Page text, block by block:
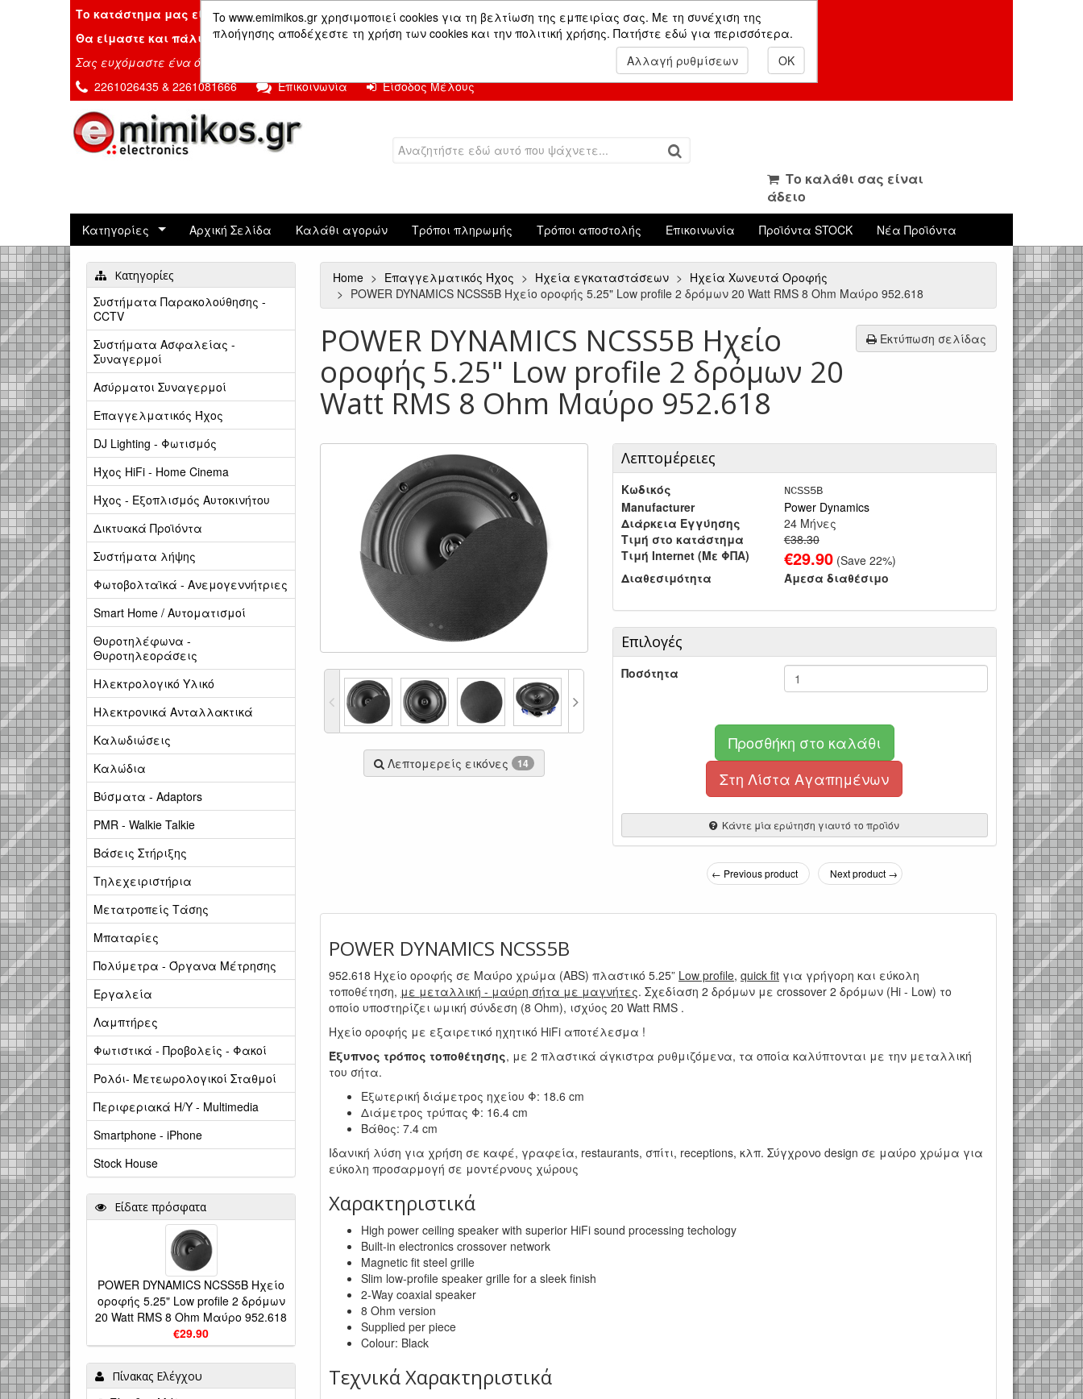
To www.emimikos.gr χρησιμοποιεί cookies για τη βελτίωση της εμπειρίας σας. Με τη συνέχιση της
πλοήγησης αποδέχεστε τη χρήση των cookies και την πολιτική χρήσης.Πατήστε εδώ για περισσότερα.
Αλλαγή ρυθμίσεων
OK
Το κατάστημα μας είναι κλειστό λόγω διακοπών.
Θα είμαστε και πάλι μαζί σας την Δευτέρα 24 Αυγούστου.
Σας ευχόμαστε ένα όμορφο καλοκαίρι!
2261026435 & 2261081666
Επικοινωνία Είσοδος Μέλους
Το καλάθι σας είναι
άδειο
Κατηγορίες Αρχική Σελίδα Καλάθι αγορών Τρόποι πληρωμής Τρόποι αποστολής Επικοινωνία Προϊόντα STOCK Νέα Προϊόντα
Home Επαγγελματικός Ήχος Ηχεία εγκαταστάσεων
Ηχεία Χωνευτά Οροφής
POWER DYNAMICS NCSS5B Ηχείο οροφής 5.25" Low profile 2 δρόμων 20 Watt RMS 8 Ohm Μαύρο 952.618
Εκτύπωση σελίδας
POWER DYNAMICS NCSS5B Ηχείο
οροφής 5.25" Low profile 2 δρόμων 20
Watt RMS 8 Ohm Μαύρο 952.618
Λεπτομερείς εικόνες 14
Λεπτομέρειες
Κωδικός NCSS5B
Manufacturer
Power Dynamics
Διάρκεια Εγγύησης
24 Μήνες
Τιμή στο κατάστημα
€38.30
Τιμή Internet (Με ΦΠΑ)
€29.90(Save 22%)
Διαθεσιμότητα
Άμεσα διαθέσιμο
Επιλογές
Ποσότητα
Προσθήκη στο καλάθι
Στη Λίστα Αγαπημένων
Κάντε μία ερώτηση γιαυτό το προϊόν
← Previous product Next product →
POWER DYNAMICS NCSS5B
952.618 Ηχείο οροφής σε Μαύρο χρώμα (ABS) πλαστικό 5.25” Low profile, quick fit για γρήγορη και εύκολη
τοποθέτηση, με μεταλλική - μαύρη σήτα με μαγνήτες. Σχεδίαση 2 δρόμων με crossover 2 δρόμων (Hi - Low) το
οποίο υποστηρίζει ωμική σύνδεση (8 Ohm), ισχύος 20 Watt RMS .
Ηχείο οροφής με εξαιρετικό ηχητικό HiFi αποτέλεσμα !
Έξυπνος τρόπος τοποθέτησης, με 2 πλαστικά άγκιστρα ρυθμιζόμενα, τα οποία καλύπτονται με την μεταλλική
του σήτα.
Εξωτερική διάμετρος ηχείου Φ: 18.6 cm
Διάμετρος τρύπας Φ: 16.4 cm
Βάθος: 7.4 cm
Ιδανική λύση για χρήση σε καφέ, γραφεία, restaurants, σπίτι, receptions, κλπ. Σύγχρονο design σε μαύρο χρώμα για
εύκολη προσαρμογή σε μοντέρνους χώρους
Χαρακτηριστικά
High power ceiling speaker with superior HiFi sound processing techology
Built-in electronics crossover network
Magnetic fit steel grille
Slim low-profile speaker grille for a sleek finish
2-Way coaxial speaker
8 Ohm version
Supplied per piece
Colour: Black
Τεχνικά Χαρακτηριστικά
Κατηγορίες
Συστήματα Παρακολούθησης -
CCTV
Συστήματα Ασφαλείας -
Συναγερμοί
Ασύρματοι Συναγερμοί
Επαγγελματικός Ήχος
DJ Lighting - Φωτισμός
Ήχος HiFi - Home Cinema
Ήχος - Εξοπλισμός Αυτοκινήτου
Δικτυακά Προϊόντα
Συστήματα λήψης
Φωτοβολταϊκά - Ανεμογεννήτριες
Smart Home / Αυτοματισμοί
Θυροτηλέφωνα -
Θυροτηλεοράσεις
Ηλεκτρολογικό Υλικό
Ηλεκτρονικά Ανταλλακτικά
Καλωδιώσεις
Καλώδια
Βύσματα - Adaptors
PMR - Walkie Talkie
Βάσεις Στήριξης
Τηλεχειριστήρια
Μετατροπείς Τάσης
Μπαταρίες
Πολύμετρα - Όργανα Μέτρησης
Εργαλεία
Λαμπτήρες
Φωτιστικά - Προβολείς - Φακοί
Ρολόι- Μετεωρολογικοί Σταθμοί
Περιφεριακά Η/Υ - Multimedia
Smartphone - iPhone
Stock House
Είδατε πρόσφατα
POWER DYNAMICS NCSS5B Ηχείο
οροφής 5.25" Low profile 2 δρόμων
20 Watt RMS 8 Ohm Μαύρο 952.618
€29.90
Πίνακας Ελέγχου